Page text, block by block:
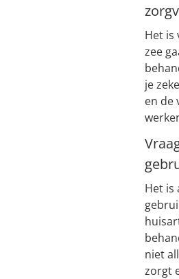
Het is
zee
je
en de
Het is
niet
zorgt